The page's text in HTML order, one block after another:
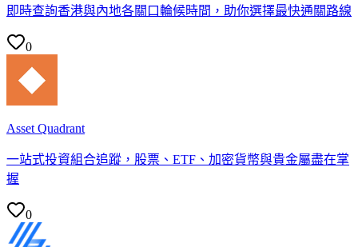
即時查詢香港與內地各關口輪候時間，助你選擇最快通關路線
0
Asset Quadrant
一站式投資組合追蹤，股票、ETF、加密貨幣與貴金屬盡在掌
握
0